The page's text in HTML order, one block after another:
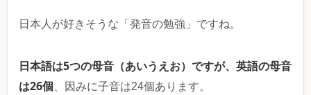
日本人が好きそうな「発音の勉強」ですね。
日本語は5つの母音（あいうえお）ですが、英語の母音
は26個 、因みに子音は24個あります。